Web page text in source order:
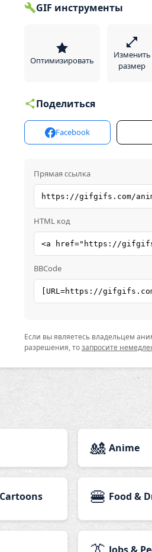
GIF инструменты
Оптимизировать
Изменить
размер
Поделиться
Facebook
Прямая ссылка
HTML код
BBCode
Если вы являетесь владельцем
разрешения, тозапросите
🎎 Anime
🍔 Food &